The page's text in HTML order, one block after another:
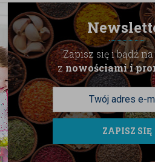
Zapisz się i bądź
znowościami i
ZAPISZ SIĘ